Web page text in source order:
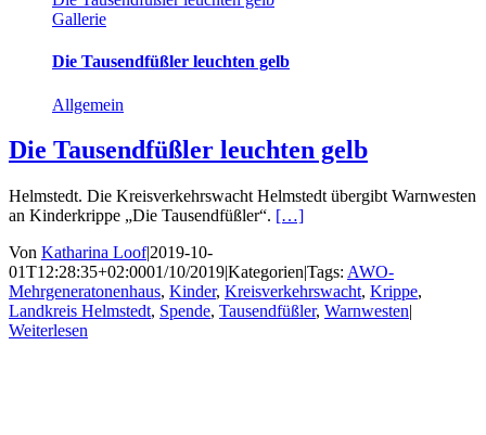
Gallerie
Die Tausendfüßler leuchten gelb
Allgemein
Die Tausendfüßler leuchten gelb
Helmstedt. Die Kreisverkehrswacht Helmstedt übergibt Warnwesten
an Kinderkrippe „Die Tausendfüßler“. […]
Von Katharina Loof|2019-10-
01T12:28:35+02:0001/10/2019|Kategorien|Tags: AWO-
Mehrgeneratonenhaus, Kinder, Kreisverkehrswacht, Krippe,
Landkreis Helmstedt, Spende, Tausendfüßler, Warnwesten|
Weiterlesen